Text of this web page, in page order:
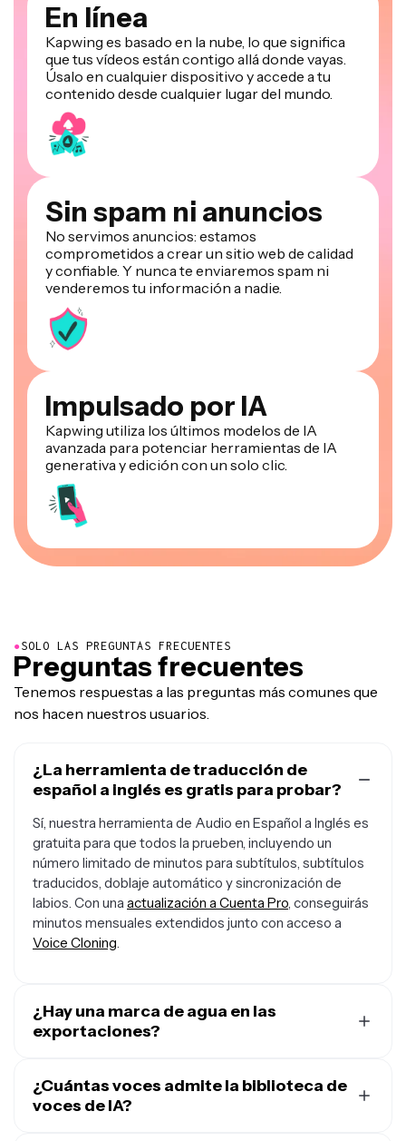
En línea
Kapwing es basado en la nube, lo que significa
que tus vídeos están contigo allá donde vayas.
Úsalo en cualquier dispositivo y accede a tu
contenido desde cualquier lugar del mundo.
Sin spam ni anuncios
No servimos anuncios: estamos
comprometidos a crear un sitio web de calidad
y confiable. Y nunca te enviaremos spam ni
venderemos tu información a nadie.
Impulsado por IA
Kapwing utiliza los últimos modelos de IA
avanzada para potenciar herramientas de IA
generativa y edición con un solo clic.
●SOLO LAS PREGUNTAS FRECUENTES
Preguntas frecuentes
Tenemos respuestas a las preguntas más comunes que
nos hacen nuestros usuarios.
¿La herramienta de traducción de
español a inglés es gratis para probar?
Sí, nuestra herramienta de Audio en Español a Inglés es
gratuita para que todos la prueben, incluyendo un
número limitado de minutos para subtítulos, subtítulos
traducidos, doblaje automático y sincronización de
labios. Con una actualización a Cuenta Pro, conseguirás
minutos mensuales extendidos junto con acceso a
Voice Cloning.
¿Hay una marca de agua en las
exportaciones?
las exportaciones —incluyendo las del traductor de
audio español a inglés— tendrán una pequeña marca de
¿Cuántas voces admite la biblioteca de
voces de IA?